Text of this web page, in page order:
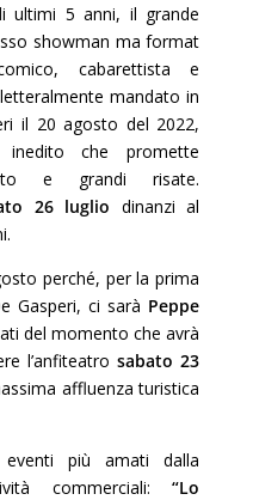
ultimi 5 anni, il grande
showman ma format
cabarettista e
mandato in
il 20 agosto del 2022,
che promette
e grandi risate.
26 luglio dinanzi al
perché, per la prima
Gasperi, ci sarà Peppe
del momento che avrà
l’anfiteatro sabato 23
affluenza turistica
più amati dalla
commerciali:
“Lo